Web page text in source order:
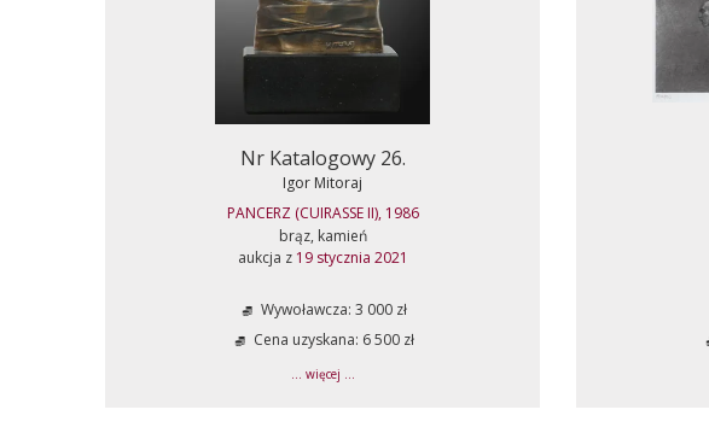
Nr Katalogowy 26.
Igor Mitoraj
PANCERZ (CUIRASSE II), 1986
brąz, kamień
aukcja z 19 stycznia 2021
Wywoławcza: 3 000 zł
Cena uzyskana: 6 500 zł
... więcej ...